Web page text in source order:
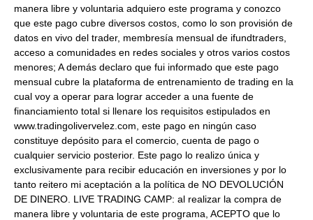
manera libre y voluntaria adquiero este programa y conozco
que este pago cubre diversos costos, como lo son provisión de
datos en vivo del trader, membresía mensual de ifundtraders,
acceso a comunidades en redes sociales y otros varios costos
menores; A demás declaro que fui informado que este pago
mensual cubre la plataforma de entrenamiento de trading en la
cual voy a operar para lograr acceder a una fuente de
financiamiento total si llenare los requisitos estipulados en
www.tradingolivervelez.com, este pago en ningún caso
constituye depósito para el comercio, cuenta de pago o
cualquier servicio posterior. Este pago lo realizo única y
exclusivamente para recibir educación en inversiones y por lo
tanto reitero mi aceptación a la política de NO DEVOLUCIÓN
DE DINERO. LIVE TRADING CAMP: al realizar la compra de
manera libre y voluntaria de este programa, ACEPTO que lo